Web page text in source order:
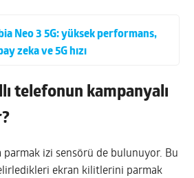
Neo 3 5G: yüksek performans,
zeka ve 5G hızı
telefonun kampanyalı
parmak izi sensörü de bulunuyor. Bu
ekran kilitlerini parmak